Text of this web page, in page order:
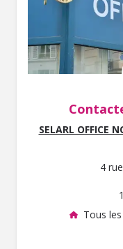
SELARL OFFICE
4
Tous